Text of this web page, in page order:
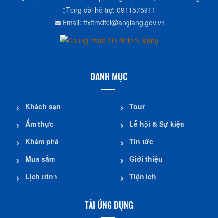
Tổng đài hỗ trợ: 0911575911
Email: ttxttmdtdl@angiang.gov.vn
DANH MỤC
Khách sạn
Ẩm thực
Khám phá
Mua sắm
Lịch trình
Tour
Lễ hội & Sự kiện
Tin tức
Giới thiệu
Tiện ích
TẢI ỨNG DỤNG